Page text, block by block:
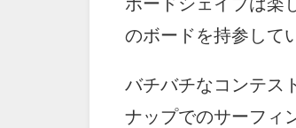
のボードを持参して
バチバチなコンテス
ナップでのサーフィ